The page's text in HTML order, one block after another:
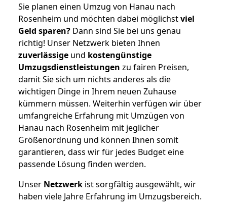
Sie planen einen Umzug von Hanau nach
Rosenheim und möchten dabei möglichstviel
Geld sparen? Dann sind Sie bei uns genau
richtig! Unser Netzwerk bieten Ihnen
zuverlässige und kostengünstige
Umzugsdienstleistungen zu fairen Preisen,
damit Sie sich um nichts anderes als die
wichtigen Dinge in Ihrem neuen Zuhause
kümmern müssen. Weiterhin verfügen wir über
umfangreiche Erfahrung mit Umzügen von
Hanau nach Rosenheim mit jeglicher
Größenordnung und können Ihnen somit
garantieren, dass wir für jedes Budget eine
passende Lösung finden werden.
Unser Netzwerk ist sorgfältig ausgewählt, wir
haben viele Jahre Erfahrung im Umzugsbereich.